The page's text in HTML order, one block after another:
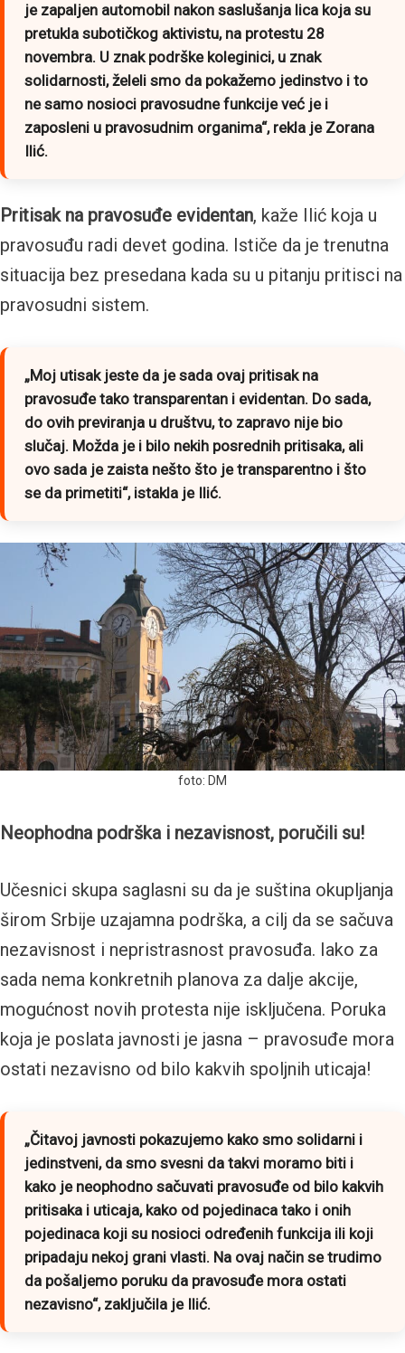
je zapaljen automobil nakon saslušanja lica koja su
pretukla subotičkog aktivistu, na protestu 28
novembra. U znak podrške koleginici, u znak
solidarnosti, želeli smo da pokažemo jedinstvo i to
ne samo nosioci pravosudne funkcije već je i
zaposleni u pravosudnim organima“, rekla je Zorana
Ilić.
Pritisak na pravosuđe evidentan, kaže Ilić koja u
pravosuđu radi devet godina. Ističe da je trenutna
situacija bez presedana kada su u pitanju pritisci na
pravosudni sistem.
„Moj utisak jeste da je sada ovaj pritisak na
pravosuđe tako transparentan i evidentan. Do sada,
do ovih previranja u društvu,to zapravo nije bio
slučaj. Možda je i bilo nekih posrednih pritisaka, ali
ovo sada je zaista nešto što je transparentno i što
se da primetiti“, istakla je Ilić.
foto: DM
Neophodna podrška i nezavisnost, poručili su!
Učesnici skupa saglasni su da je suština okupljanja
širom Srbije uzajamna podrška, a cilj da se sačuva
nezavisnost i nepristrasnost pravosuđa. Iako za
sada nema konkretnih planova za dalje akcije,
mogućnost novih protesta nije isključena. Poruka
koja je poslata javnosti je jasna – pravosuđe mora
ostati nezavisno od bilo kakvih spoljnih uticaja!
„Čitavoj javnosti pokazujemo kako smo solidarni i
jedinstveni, da smo svesni da takvi moramo biti i
kako je neophodno sačuvati pravosuđe od bilo kakvih
pritisaka i uticaja, kako od pojedinaca tako i onih
pojedinaca koji su nosioci određenih funkcija ili koji
pripadaju nekoj grani vlasti. Na ovaj način se trudimo
da pošaljemo poruku da pravosuđe mora ostati
nezavisno“, zaključila je Ilić.